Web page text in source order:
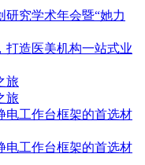
研究学术年会暨“她力
打造医美机构一站式业
旅
旅
电工作台框架的首选材
电工作台框架的首选材